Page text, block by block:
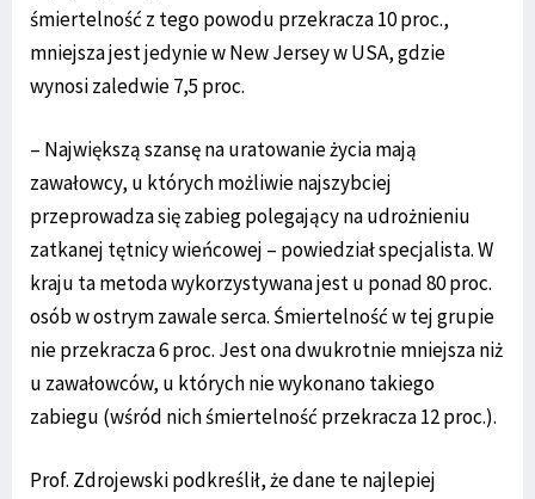
śmiertelność z tego powodu przekracza 10 proc.,
mniejsza jest jedynie w New Jersey w USA, gdzie
wynosi zaledwie 7,5 proc.
– Największą szansę na uratowanie życia mają
zawałowcy, u których możliwie najszybciej
przeprowadza się zabieg polegający na udrożnieniu
zatkanej tętnicy wieńcowej – powiedział specjalista. W
kraju ta metoda wykorzystywana jest u ponad 80 proc.
osób w ostrym zawale serca. Śmiertelność w tej grupie
nie przekracza 6 proc. Jest ona dwukrotnie mniejsza niż
u zawałowców, u których nie wykonano takiego
zabiegu (wśród nich śmiertelność przekracza 12 proc.).
Prof. Zdrojewski podkreślił, że dane te najlepiej